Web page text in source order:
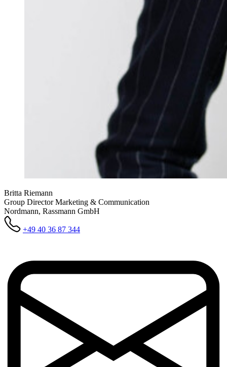
Britta Riemann
Group Director Marketing & Communication
Nordmann, Rassmann GmbH
+49 40 36 87 344